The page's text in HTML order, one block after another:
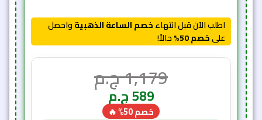
اطلب الآن قبل انتهاءخصم الساعة الذهبيةواحصل
علىخصم 50% حالاً!
1,179ج.م
589ج.م
خصم 50% 🔥